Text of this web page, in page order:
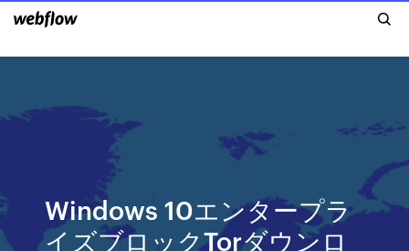
Windows 10エンタープラ
イズブロックTorダウンロ